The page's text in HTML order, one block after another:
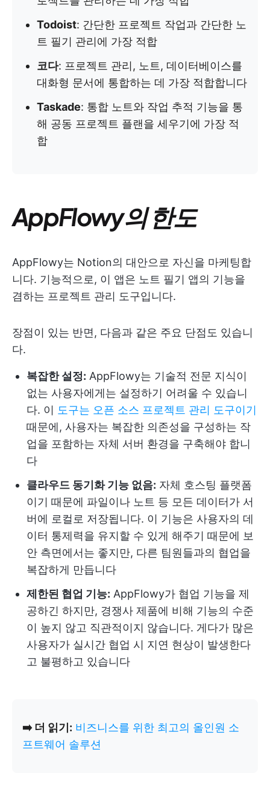
Todoist: 간단한 프로젝트 작업과 간단한 노
트 필기 관리에 가장 적합
코다: 프로젝트 관리, 노트, 데이터베이스를
대화형 문서에 통합하는 데 가장 적합합니다
Taskade: 통합 노트와 작업 추적 기능을 통
해 공동 프로젝트 플랜을 세우기에 가장 적
합
AppFlowy의 한도
AppFlowy는 Notion의 대안으로 자신을 마케팅합
니다. 기능적으로, 이 앱은 노트 필기 앱의 기능을
겸하는 프로젝트 관리 도구입니다.
장점이 있는 반면, 다음과 같은 주요 단점도 있습니
다.
복잡한 설정: AppFlowy는 기술적 전문 지식이
없는 사용자에게는 설정하기 어려울 수 있습니
다. 이 도구는 오픈 소스 프로젝트 관리 도구이기
때문에, 사용자는 복잡한 의존성을 구성하는 작
업을 포함하는 자체 서버 환경을 구축해야 합니
다
클라우드 동기화 기능 없음: 자체 호스팅 플랫폼
이기 때문에 파일이나 노트 등 모든 데이터가 서
버에 로컬로 저장됩니다. 이 기능은 사용자의 데
이터 통제력을 유지할 수 있게 해주기 때문에 보
안 측면에서는 좋지만, 다른 팀원들과의 협업을
복잡하게 만듭니다
제한된 협업 기능: AppFlowy가 협업 기능을 제
공하긴 하지만, 경쟁사 제품에 비해 기능의 수준
이 높지 않고 직관적이지 않습니다. 게다가 많은
사용자가 실시간 협업 시 지연 현상이 발생한다
고 불평하고 있습니다
➡️ 더 읽기: 비즈니스를 위한 최고의 올인원 소
프트웨어 솔루션